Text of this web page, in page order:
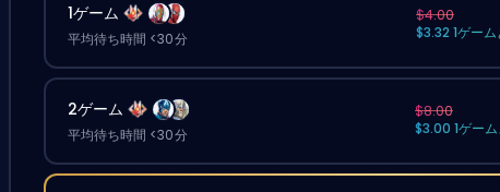
1ゲーム
平均待ち時間 <30分
$4.00
$3.32 1ゲーム
2ゲーム
平均待ち時間 <30分
$8.00
$3.00 1ゲーム